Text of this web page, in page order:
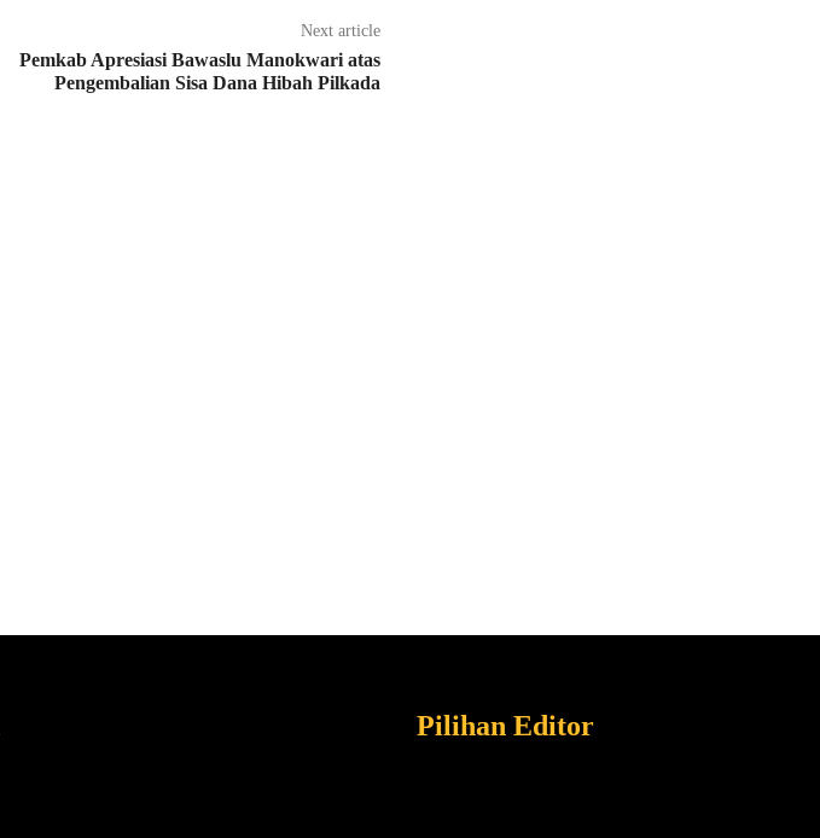
Next article
Pemkab Apresiasi Bawaslu Manokwari atas
Pengembalian Sisa Dana Hibah Pilkada
Pilihan Editor